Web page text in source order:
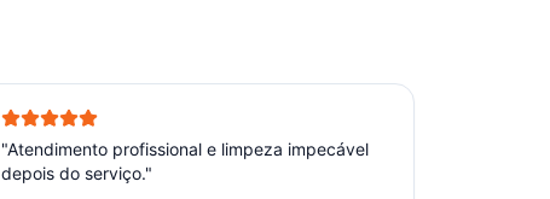
"Atendimento profissional e limpeza impecável
depois do serviço."